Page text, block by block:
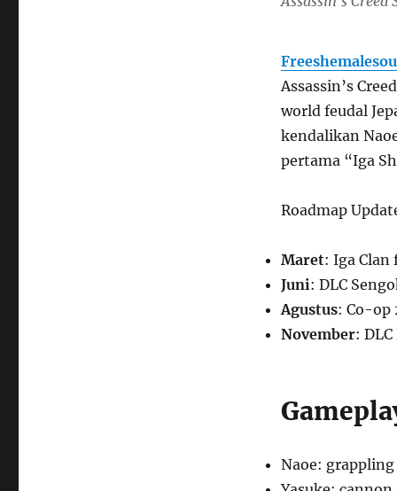
Assassin’s
world feudal
kendalikan
pertama “Iga
Roadmap
Maret: Iga Clan
Juni: DLC
Agustus: Co-op
November:
Naoe: